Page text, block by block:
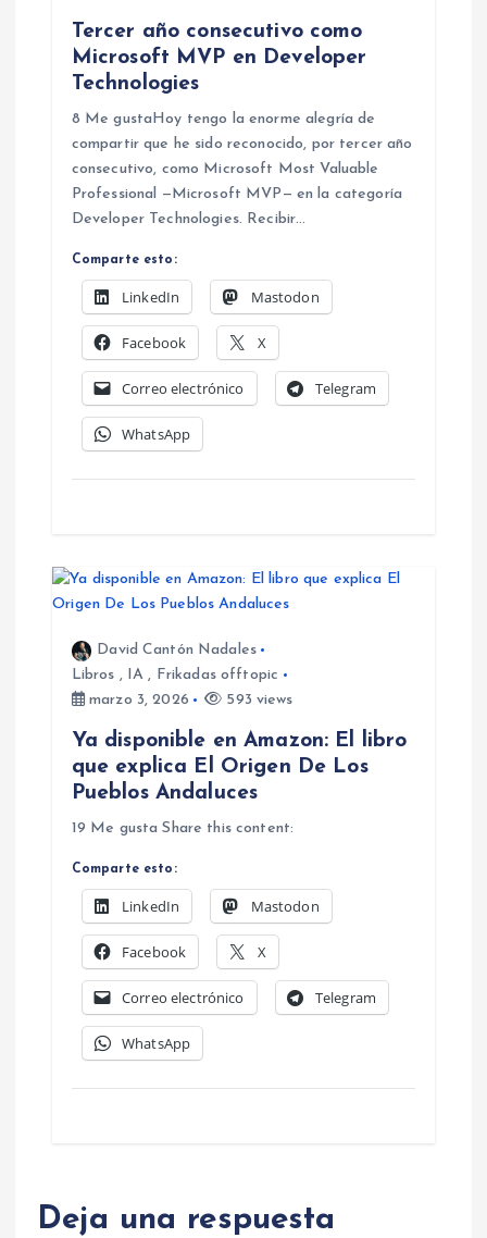
Tercer año consecutivo como
Microsoft MVP en Developer
Technologies
8 Me gustaHoy tengo la enorme alegría de
compartir que he sido reconocido, por tercer año
consecutivo, como Microsoft Most Valuable
Professional —Microsoft MVP— en la categoría
Developer Technologies. Recibir…
Comparte esto:
LinkedIn Mastodon
Facebook X
Correo electrónico Telegram
WhatsApp
David Cantón Nadales
Libros , IA , Frikadas offtopic
marzo 3, 2026
593 views
Ya disponible en Amazon: El libro
que explica El Origen De Los
Pueblos Andaluces
19 Me gusta Share this content:
Comparte esto:
LinkedIn Mastodon
Facebook X
Correo electrónico Telegram
WhatsApp
Deja una respuesta